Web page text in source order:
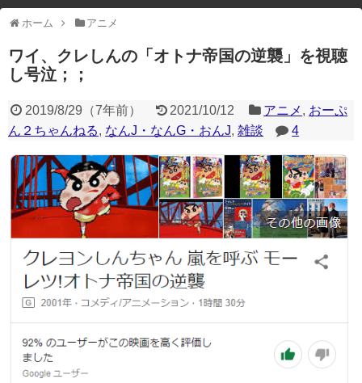
※アドブロック等の広告非表示プラグインやアドオンを利用している場合、
一部のコンテンツが表示されなくなったり、サイト全体のレイアウトが崩れ
たりする場合があります。
ホーム アニメ
ワイ、クレしんの「オトナ帝国の逆襲」を視聴
し号泣；；
2019/8/29 （7年前） 2021/10/12 アニメ , おーぷ
ん２ちゃんねる, なんJ・なんG・おんJ, 雑談 4